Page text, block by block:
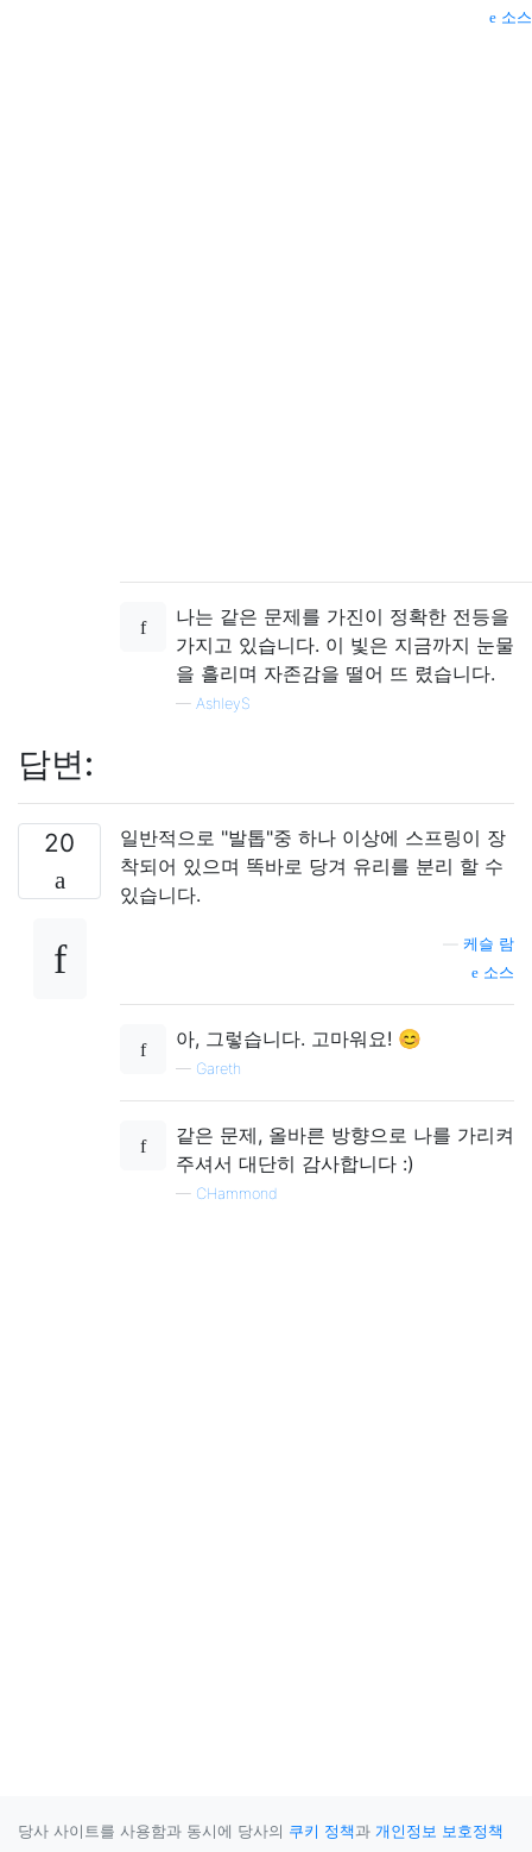
소스
나는 같은 문제를 가진이 정확한 전등을
가지고 있습니다. 이 빛은 지금까지 눈물
을 흘리며 자존감을 떨어 뜨 렸습니다.
— AshleyS
답변:
20
일반적으로 "발톱"중 하나 이상에 스프링이 장
착되어 있으며 똑바로 당겨 유리를 분리 할 수 ​​
있습니다.
케슬 람
소스
아, 그렇습니다. 고마워요! 😊
— Gareth
같은 문제, 올바른 방향으로 나를 가리켜
주셔서 대단히 감사합니다 :)
— CHammond
당사 사이트를 사용함과 동시에 당사의 쿠키 정책과 개인정보 보호정책